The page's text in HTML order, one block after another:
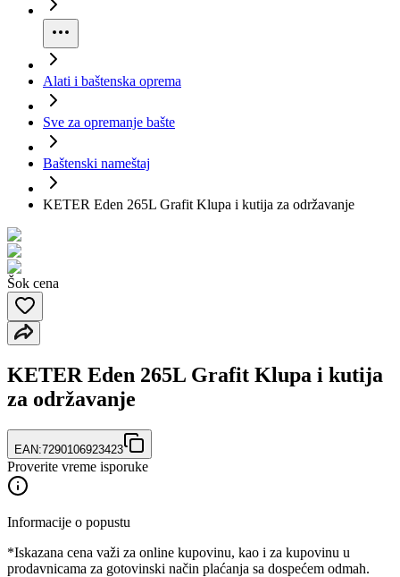
Alati i baštenska oprema
Sve za opremanje bašte
Baštenski nameštaj
KETER Eden 265L Grafit Klupa i kutija za održavanje
Šok cena
KETER Eden 265L Grafit Klupa i kutija
za održavanje
EAN:7290106923423
Proverite vreme isporuke
Informacije o popustu
*Iskazana cena važi za online kupovinu, kao i za kupovinu u
prodavnicama za gotovinski način plaćanja sa dospećem odmah.